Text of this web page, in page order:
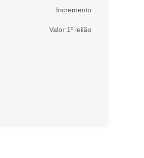
Incremento
Valor 1º leilão